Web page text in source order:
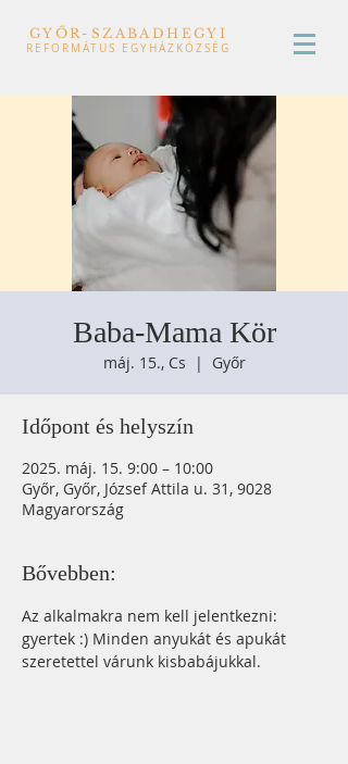
GYŐR-SZABADHEGYI
REFORMÁTUS EGYHÁZKÖZSÉG
Baba-Mama Kör
máj. 15., Cs
  |
Győr
Időpont és helyszín
2025. máj. 15. 9:00 – 10:00
Győr, Győr, József Attila u. 31, 9028
Magyarország
Bővebben:
Az alkalmakra nem kell jelentkezni:
gyertek :) Minden anyukát és apukát
szeretettel várunk kisbabájukkal.